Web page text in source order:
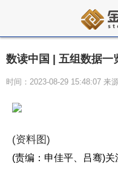
数读中国 | 五组数据一
时间：2023-08-29 15:48:07 来
(资料图)
(责编：申佳平、吕骞)关